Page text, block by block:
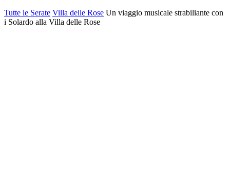
Tutte le Serate Villa delle Rose Un viaggio musicale strabiliante con
i Solardo alla Villa delle Rose